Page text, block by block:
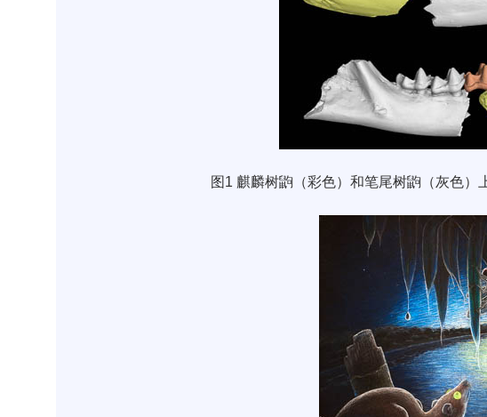
图 1 麒麟树鼩（彩色）和笔尾树鼩（灰色）